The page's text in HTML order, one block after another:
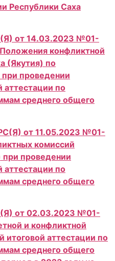
Республики Саха
от 14.03.2023 №01-
конфликтной
(Якутия) по
проведении
аттестации по
среднего общего
от 11.05.2023 №01-
комиссий
при проведении
аттестации по
среднего общего
от 02.03.2023 №01-
и конфликтной
итоговой аттестации по
среднего общего